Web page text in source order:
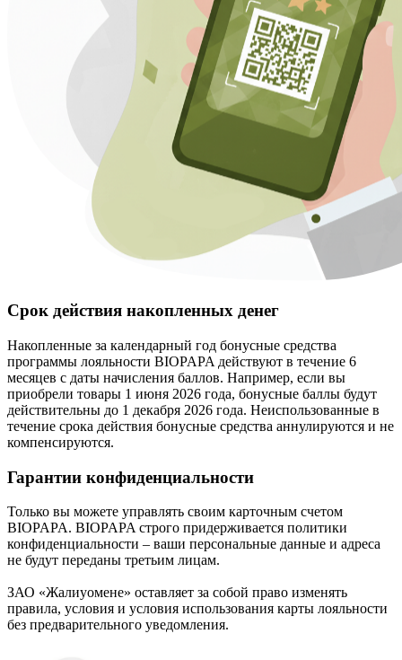
Срок действия накопленных денег
Накопленные за календарный год бонусные средства
программы лояльности BIOPAPA действуют в течение 6
месяцев с даты начисления баллов. Например, если вы
приобрели товары 1 июня 2026 года, бонусные баллы будут
действительны до 1 декабря 2026 года. Неиспользованные в
течение срока действия бонусные средства аннулируются и не
компенсируются.
Гарантии конфиденциальности
Только вы можете управлять своим карточным счетом
BIOPAPA. BIOPAPA строго придерживается политики
конфиденциальности – ваши персональные данные и адреса
не будут переданы третьим лицам.
ЗАО «Жалиуомене» оставляет за собой право изменять
правила, условия и условия использования карты лояльности
без предварительного уведомления.